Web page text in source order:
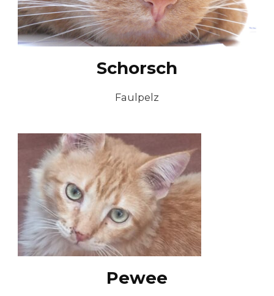
Schorsch
Faulpelz
Pewee